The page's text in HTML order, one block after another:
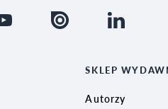
SKLEP
Autorzy